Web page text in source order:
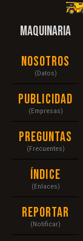
MAQUINARIA
Nosotros
(Datos)
Publicidad
(Empresas)
Preguntas
(Frecuentes)
Índice
(Enlaces)
Reportar
(Notificar)